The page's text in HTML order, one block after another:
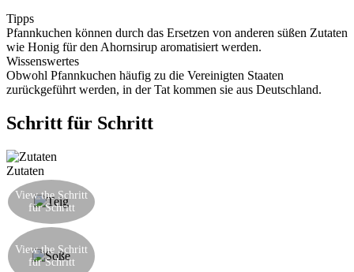
Tipps
Pfannkuchen können durch das Ersetzen von anderen süßen Zutaten
wie Honig für den Ahornsirup aromatisiert werden.
Wissenswertes
Obwohl Pfannkuchen häufig zu die Vereinigten Staaten
zurückgeführt werden, in der Tat kommen sie aus Deutschland.
Schritt für Schritt
Zutaten
View the Schritt
für Schritt
View the Schritt
für Schritt